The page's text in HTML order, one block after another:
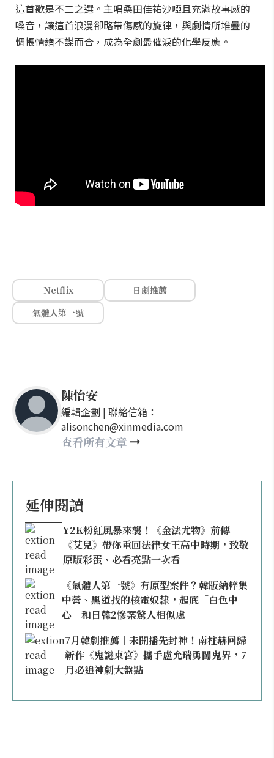
這首歌是不二之選。主唱桑田佳祐沙啞且充滿故事感的
嗓音，讓這首浪漫卻略帶傷感的旋律，與劇情所堆疊的
惆悵情緒不謀而合，成為全劇最催淚的化學反應。
Netflix
日劇推薦
氣體人第一號
陳怡安
編輯企劃 | 聯絡信箱：
alisonchen@xinmedia.com
查看所有文章
延伸閱讀
Y2K粉紅風暴來襲！《金法尤物》前傳
《艾兒》帶你重回法律女王高中時期，致敬
原版彩蛋、必看亮點一次看
《氣體人第一號》有原型案件？韓版納粹集
中營、黑道找的核電奴隸，起底「白色中
心」和日韓2慘案驚人相似處
7月韓劇推薦｜未開播先封神！南柱赫回歸
新作《鬼謎東宮》攜手盧允瑞勇闖鬼界，7
月必追神劇大盤點